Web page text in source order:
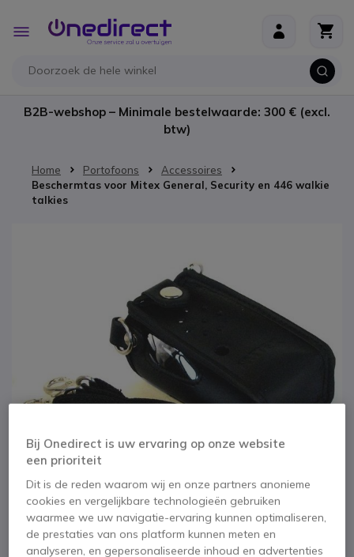
Toggle
Nav
B2B-webshop – Minimale bestelwaarde: 300 € (excl.
btw)
Home Portofoons
Accessoires
Beschermtas voor Mitex General, Security en 446 walkie
talkies
Bij Onedirect is uw ervaring op onze website
een prioriteit
Dit is de reden waarom wij en onze partners anonieme
cookies en vergelijkbare technologieën gebruiken
waarmee we uw navigatie-ervaring kunnen optimaliseren,
de prestaties van ons platform kunnen meten en
analyseren, en gepersonaliseerde inhoud en advertenties